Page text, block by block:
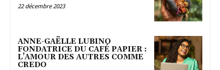
22 décembre 2023
ANNE-GAËLLE LUBINO
FONDATRICE DU CAFÉ PAPIER :
L’AMOUR DES AUTRES COMME
CREDO